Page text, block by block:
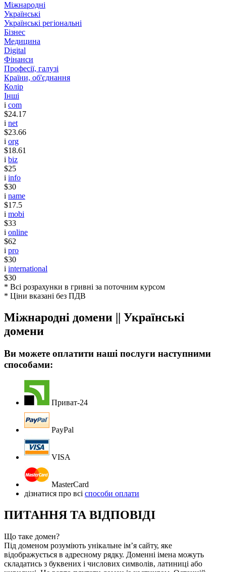
Міжнародні
Українські
Українські регіональні
Бізнес
Медицина
Digital
Фінанси
Професії, галузі
Країни, об'єднання
Колір
Інші
i com
$24.17
i net
$23.66
i org
$18.61
i biz
$25
i info
$30
i name
$17.5
i mobi
$33
i online
$62
i pro
$30
i international
$30
* Всі розрахунки в гривні за поточним курсом
* Ціни вказані без ПДВ
Міжнародні домени || Українські
домени
Ви можете оплатити наші послуги наступними
способами:
Приват-24
PayPal
VISA
MasterCard
дізнатися про всі способи оплати
ПИТАННЯ ТА ВІДПОВІДІ
Що таке домен?
Під доменом розуміють унікальне ім’я сайту, яке
відображується в адресному рядку. Доменні імена можуть
складатись з буквених і числових символів, латиниці або